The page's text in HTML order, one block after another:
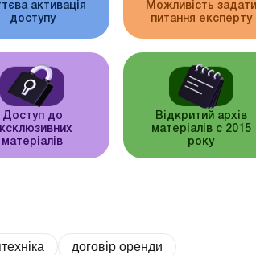
активація
доступу
Можливість задати
питання експерту
Доступ до
матеріалів
Відкритий архів
матеріалів c 2015
року
договір оренди